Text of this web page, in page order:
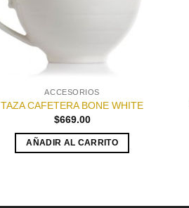
ACCESORIOS
TAZA CAFETERA BONE WHITE
$669.00
AÑADIR AL CARRITO